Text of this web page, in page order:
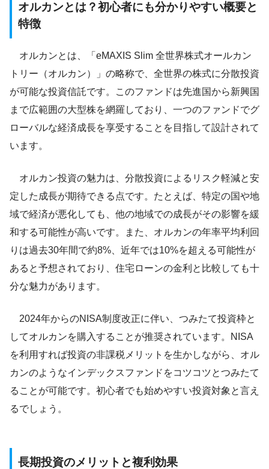
オルカンとは？初心者にも分かりやすい概要と
特徴
オルカンとは、「eMAXIS Slim 全世界株式オールカン
トリー（オルカン）」の略称で、全世界の株式に分散投資
が可能な投資信託です。このファンドは先進国から新興国
まで広範囲の大型株を網羅しており、一つのファンドでグ
ローバルな経済成長を享受することを目指して設計されて
います。
オルカン投資の魅力は、分散投資によるリスク軽減と安
定した成長が期待できる点です。たとえば、特定の国や地
域で経済が悪化しても、他の地域での成長がその影響を緩
和する可能性が高いです。また、オルカンの年率平均利回
りは過去30年間で約8%、近年では10%を超える可能性が
あると予想されており、住宅ローンの金利と比較しても十
分な魅力があります。
2024年からのNISA制度改正に伴い、つみたて投資枠と
してオルカンを購入することが推奨されています。NISA
を利用すれば投資の非課税メリットを生かしながら、オル
カンのようなインデックスファンドをコツコツとつみたて
ることが可能です。初心者でも始めやすい投資対象と言え
るでしょう。
長期投資のメリットと複利効果